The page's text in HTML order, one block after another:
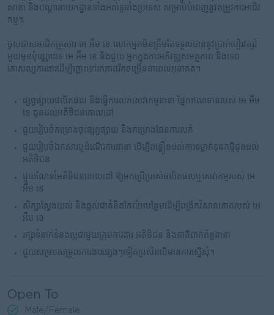
សាខា និងបណ្តានាយកដ្ឋានទាំងអស់ទូទាំងប្រទេស សម្រាប់បំពេញនូវតម្រូវការអាជីវ
កម្ម។
ចូលជាសមាជិកគ្រួសារ អេ អឹម ខេ លោកអ្នកមិនត្រឹមតែទទួលបាននូវប្រាក់បៀរវត្សរ៍
មួយមុខប៉ុណ្ណោះទេ អេ អឹម ខេ និងជួយ អ្នកក្នុងការអភិវឌ្ឍសមត្ថភាព និងទេព
កោសល្យការងារដើម្បីឆ្ពោះទៅរកភាពរីកចម្រើននាពេលអនាគត។
ផ្សព្វផ្សាយផលិតផល និងធ្វើការលក់សេវាកម្មនានា ផ្នែកឥណទានរបស់ អេ អឹម
ខេ ជូនដល់អតិថិជនគោលដៅ
ជួយរៀបចំគម្រោងចុះផ្សព្វផ្សាយ និងគម្រោងផែនការលក់
ជួយរៀបចំឯកសារឬដំណើរការនានា ដើម្បីពន្លឿនដល់ការទម្លាក់ទុនកម្ចីជូនដល់
អតិថិជន
ជួយណែនាំអតិថិជនគោលដៅ ឱ្យមកប្រើប្រាស់ផលិតផលឬសេវាកម្មរបស់ អេ
អឹម ខេ
សិក្សាស្វែងយល់ និងផ្ដល់ជាគំនិតកែលំអបន្ថែមដើម្បីពង្រីកវិសាលភាពរបស់ អេ
អឹម ខេ
រក្សាទំនាក់ទំនងល្អជាមួយក្រុមការងារ អតិថិជន និងភាគីពាក់ព័ន្ធនានា
ជួយសម្របសម្រួលការងារផ្សេងៗទៀតប្រសិនបើមានការស្នើសុំ។
Open To
Male/Female